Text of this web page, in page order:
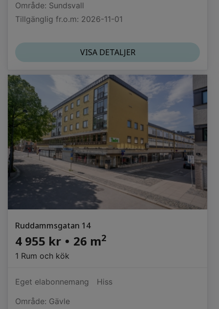
Område: Sundsvall
Tillgänglig fr.o.m: 2026-11-01
VISA DETALJER
Ruddammsgatan 14
4 955 kr • 26 m2
1 Rum och kök
Eget elabonnemang
Hiss
Område: Gävle